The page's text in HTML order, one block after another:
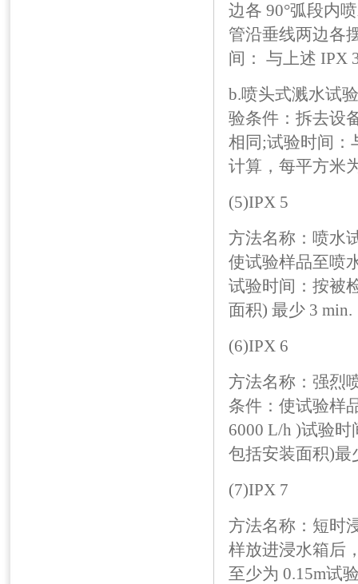
边各 90°弧段内
管沿垂线两边各
间： 与上述 IPX
b.喷头式溅水试
验条件：拆去设
相同;试验时间：
计算，每平方米
(5)IPX 5
方法名称：喷水
使试验样品至喷
试验时间：按被
面积) 最少 3 min.
(6)IPX 6
方法名称：强烈
条件：使试验样
6000 L/h )试验
包括安装面积)最
(7)IPX 7
方法名称：短时
样放进浸水箱后
至少为 0.15m试